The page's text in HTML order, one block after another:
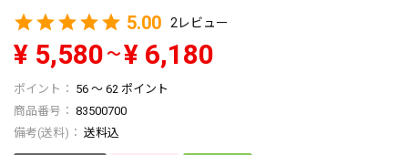
5.00
2
¥ 5,580 〜¥ 6,180
56 〜 62 ポイント
商品番号
83500700
送料込